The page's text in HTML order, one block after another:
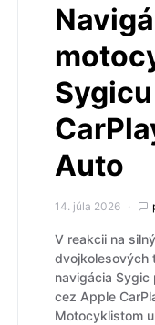
Auto
14. júla 2026
V reakcii na
dvojkolesových
navigácia
cez Apple
Motocyklistom